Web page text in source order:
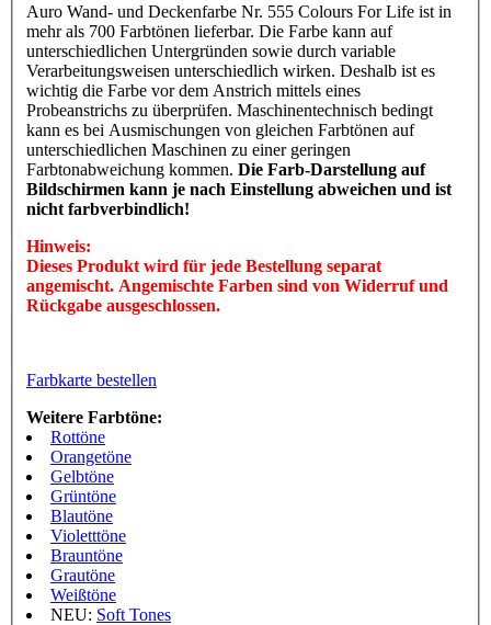
Auro Wand- und Deckenfarbe Nr. 555 Colours For Life ist in
mehr als 700 Farbtönen lieferbar. Die Farbe kann auf
unterschiedlichen Untergründen sowie durch variable
Verarbeitungsweisen unterschiedlich wirken. Deshalb ist es
wichtig die Farbe vor dem Anstrich mittels eines
Probeanstrichs zu überprüfen. Maschinentechnisch bedingt
kann es bei Ausmischungen von gleichen Farbtönen auf
unterschiedlichen Maschinen zu einer geringen
Farbtonabweichung kommen. Die Farb-Darstellung auf
Bildschirmen kann je nach Einstellung abweichen und ist
nicht farbverbindlich!
Hinweis:
Dieses Produkt wird für jede Bestellung separat
angemischt. Angemischte Farben sind von Widerruf und
Rückgabe ausgeschlossen.
Farbkarte bestellen
Weitere Farbtöne:
Rottöne
Orangetöne
Gelbtöne
Grüntöne
Blautöne
Violetttöne
Brauntöne
Grautöne
Weißtöne
NEU: Soft Tones